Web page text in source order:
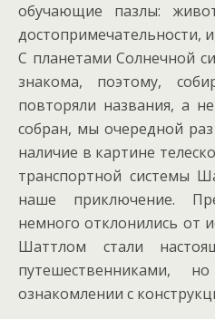
обучающие пазлы:
достопримечательности,
С планетами Солнечной
знакома, поэтому,
повторяли названия, а
собран, мы очередной
наличие в картине
транспортной системы
наше приключение.
немного отклонились от
Шаттлом стали
ознакомлении с